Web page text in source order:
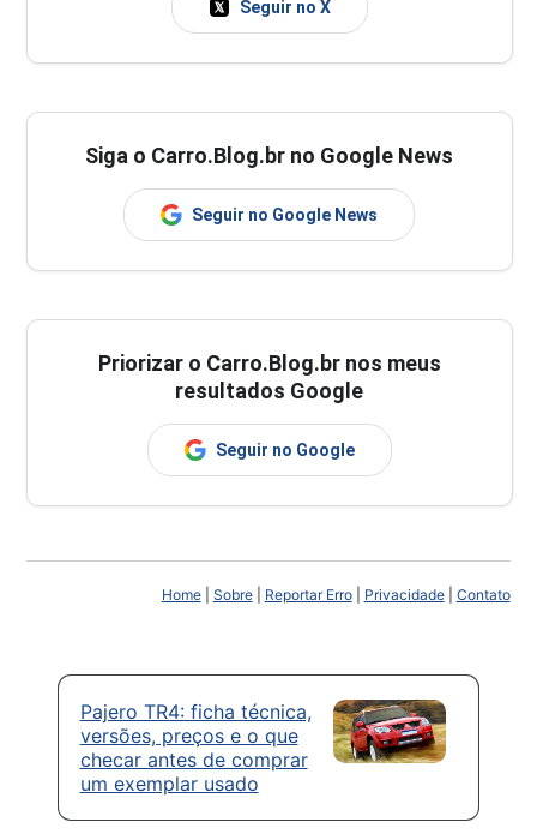
Seguir no X
Siga o Carro.Blog.br no Google News
Seguir no Google News
Priorizar o Carro.Blog.br nos meus
resultados Google
Seguir no Google
Home| Sobre| Reportar Erro| Privacidade| Contato
Pajero TR4: ficha técnica,
versões, preços e o que
checar antes de comprar
um exemplar usado